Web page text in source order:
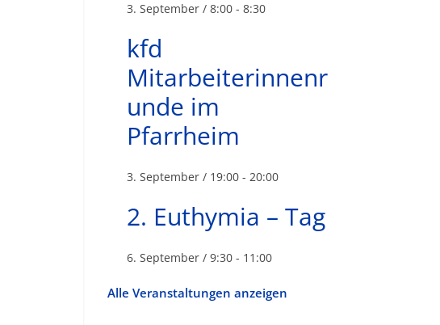
3. September / 8:00 - 8:30
kfd
Mitarbeiterinnenr
unde im
Pfarrheim
3. September / 19:00 - 20:00
2. Euthymia – Tag
6. September / 9:30 - 11:00
Alle Veranstaltungen anzeigen